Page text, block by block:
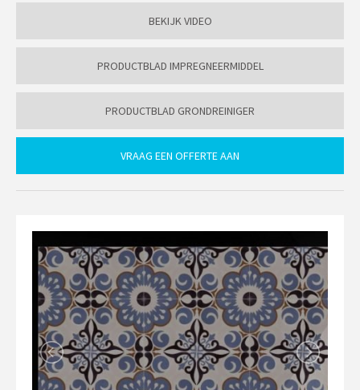
BEKIJK VIDEO
PRODUCTBLAD IMPREGNEERMIDDEL
PRODUCTBLAD GRONDREINIGER
VRAAG EEN OFFERTE AAN